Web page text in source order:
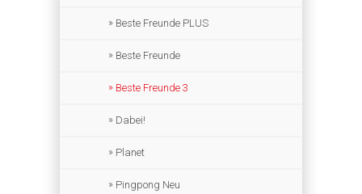
Beste Freunde PLUS
Beste Freunde
Beste Freunde 3
Dabei!
Planet
Pingpong Neu